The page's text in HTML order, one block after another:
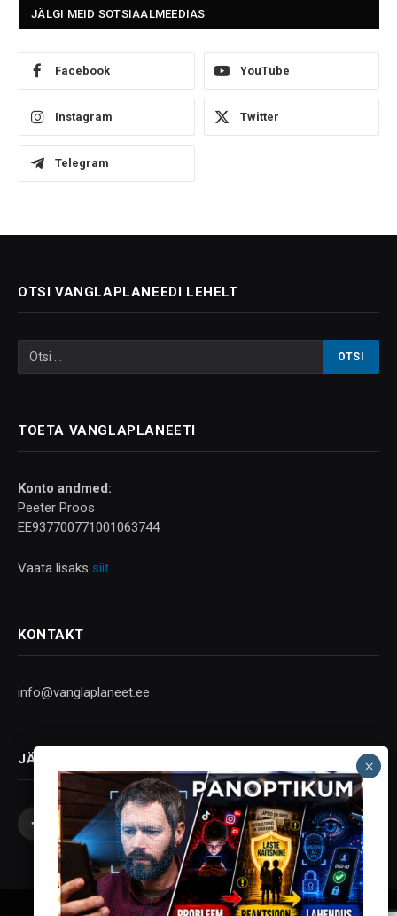
JÄLGI MEID SOTSIAALMEEDIAS
Facebook YouTube
Instagram Twitter
Telegram
OTSI VANGLAPLANEEDI LEHELT
TOETA VANGLAPLANEETI
Konto andmed:
Peeter Proos
EE937700771001063744
Vaata lisaks siit
KONTAKT
info@vanglaplaneet.ee
JÄLGI SOTSIAALMEEDIAS
Facebook
X
(Twitter)
InstagramYouTubeTelegram